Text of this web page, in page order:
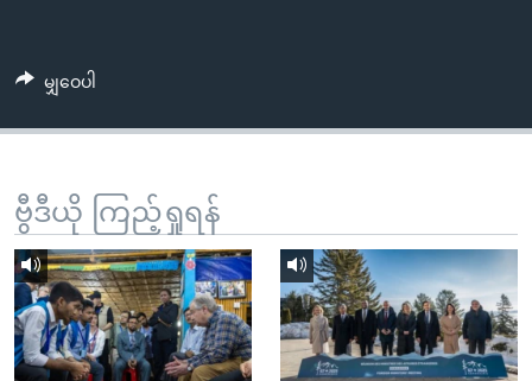
သို့
မျှဝေပါ
ဗွီဒီယို ကြည့်ရှုရန်